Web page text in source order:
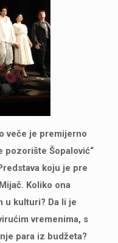
veče je premijerno
pozorište Šopalović“
koju je pre
Koliko ona
u kulturi? Da li je
vremenima, s
para iz budžeta?